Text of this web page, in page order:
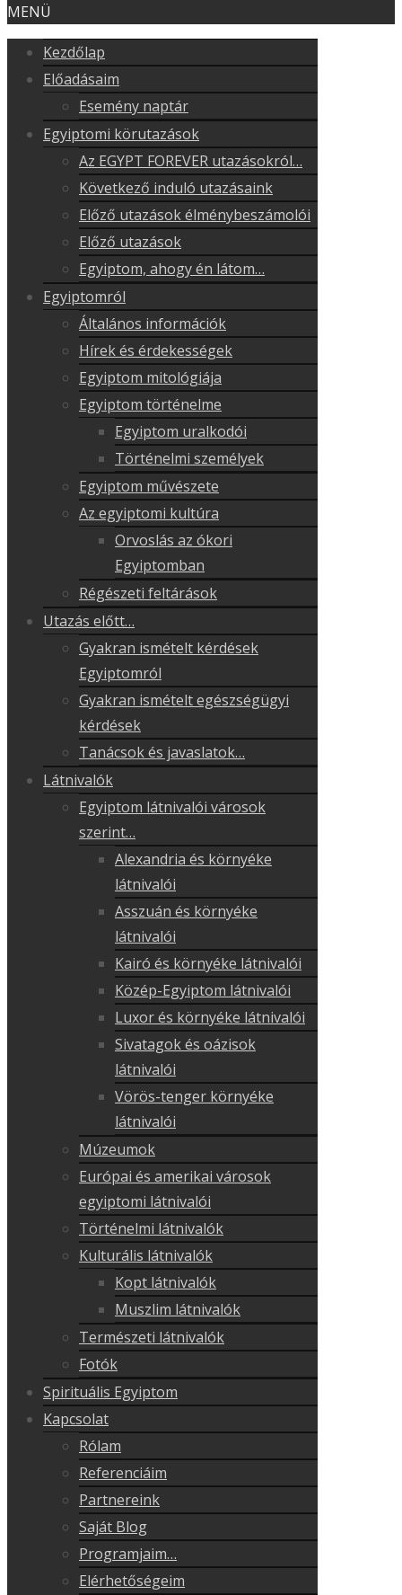
MENÜ
Kezdőlap
Előadásaim
Esemény naptár
Egyiptomi körutazások
Az EGYPT FOREVER utazásokról…
Következő induló utazásaink
Előző utazások élménybeszámolói
Előző utazások
Egyiptom, ahogy én látom…
Egyiptomról
Általános információk
Hírek és érdekességek
Egyiptom mitológiája
Egyiptom történelme
Egyiptom uralkodói
Történelmi személyek
Egyiptom művészete
Az egyiptomi kultúra
Orvoslás az ókori
Egyiptomban
Régészeti feltárások
Utazás előtt…
Gyakran ismételt kérdések
Egyiptomról
Gyakran ismételt egészségügyi
kérdések
Tanácsok és javaslatok…
Látnivalók
Egyiptom látnivalói városok
szerint…
Alexandria és környéke
látnivalói
Asszuán és környéke
látnivalói
Kairó és környéke látnivalói
Közép-Egyiptom látnivalói
Luxor és környéke látnivalói
Sivatagok és oázisok
látnivalói
Vörös-tenger környéke
látnivalói
Múzeumok
Európai és amerikai városok
egyiptomi látnivalói
Történelmi látnivalók
Kulturális látnivalók
Kopt látnivalók
Muszlim látnivalók
Természeti látnivalók
Fotók
Spirituális Egyiptom
Kapcsolat
Rólam
Referenciáim
Partnereink
Saját Blog
Programjaim…
Elérhetőségeim